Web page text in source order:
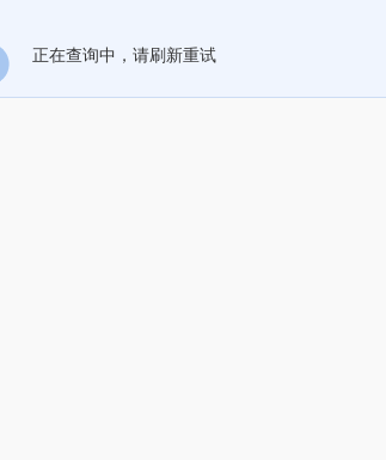
正在查询中，请刷新重试